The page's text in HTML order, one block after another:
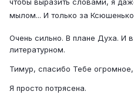
чтобы выразить словами, я
мылом... И только за
Очень сильно. В плане Духа. И
литературном.
Тимур, спасибо Тебе
Я просто потрясена.